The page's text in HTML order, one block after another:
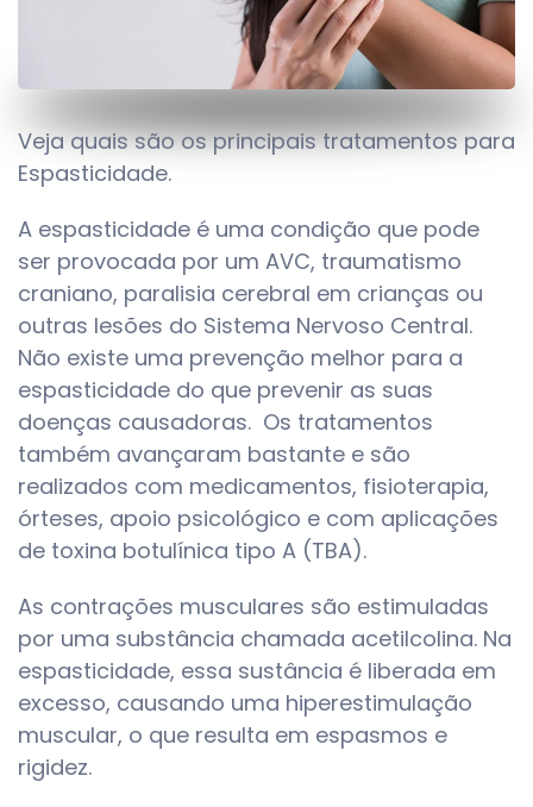
Veja quais são os principais tratamentos para
Espasticidade.
A espasticidade é uma condição que pode
ser provocada por um AVC, traumatismo
craniano, paralisia cerebral em crianças ou
outras lesões do Sistema Nervoso Central.
Não existe uma prevenção melhor para a
espasticidade do que prevenir as suas
doenças causadoras. Os tratamentos
também avançaram bastante e são
realizados com medicamentos, fisioterapia,
órteses, apoio psicológico e com aplicações
de toxina botulínica tipo A (TBA).
As contrações musculares são estimuladas
por uma substância chamada acetilcolina. Na
espasticidade, essa sustância é liberada em
excesso, causando uma hiperestimulação
muscular, o que resulta em espasmos e
rigidez.